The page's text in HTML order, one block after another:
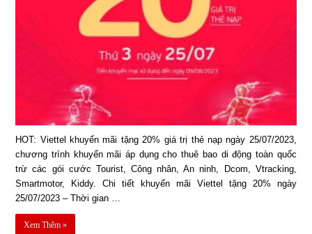
HOT: Viettel khuyến mãi tặng 20% giá trị thẻ nạp ngày 25/07/2023,
chương trình khuyến mãi áp dụng cho thuê bao di động toàn quốc
trừ các gói cước Tourist, Công nhân, An ninh, Dcom, Vtracking,
Smartmotor, Kiddy. Chi tiết khuyến mãi Viettel tặng 20% ngày
25/07/2023 – Thời gian …
Xem Thêm »